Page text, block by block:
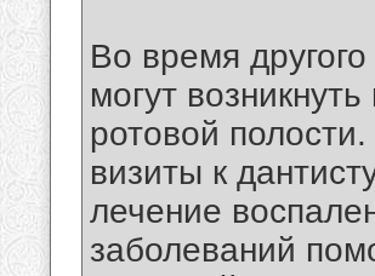
Во время
могут
ротовой
визиты к
лечение
заболеваний